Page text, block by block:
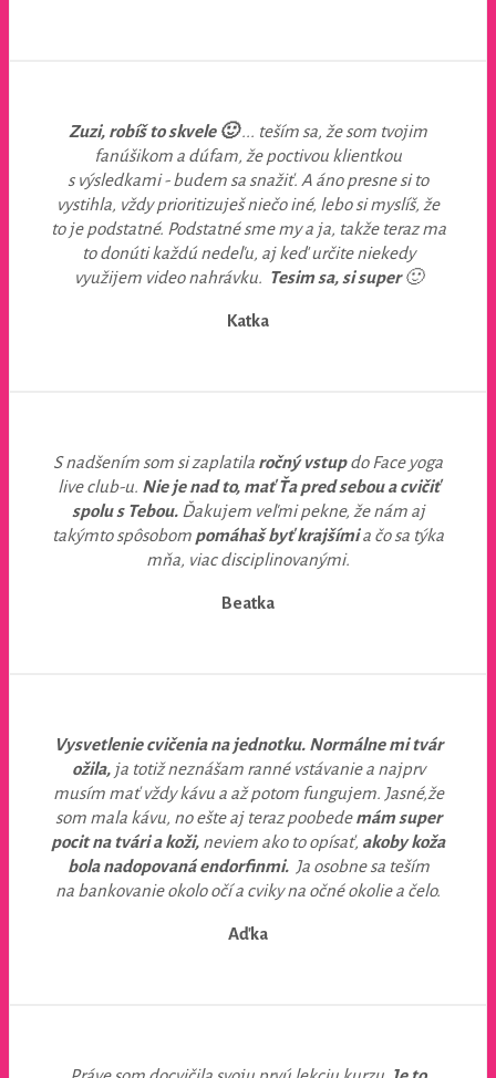
Zuzi, robíš to skvele 🙂... teším sa, že som tvojim
fanúšikom a dúfam, že poctivou klientkou
s výsledkami - budem sa snažiť. A áno presne si to
vystihla, vždy prioritizuješ niečo iné, lebo si myslíš, že
to je podstatné. Podstatné sme my a ja, takže teraz ma
to donúti každú nedeľu, aj keď určite niekedy
využijem video nahrávku. Tesim sa, si super🙂
Katka
S nadšením som si zaplatila ročný vstupdo Face yoga
live club-u. Nie je nad to, mať Ťa pred sebou a cvičiť
spolu s Tebou.Ďakujem veľmi pekne, že nám aj
takýmto spôsobom pomáhaš byť krajšímia čo sa týka
mňa, viac disciplinovanými.
Beatka
Vysvetlenie cvičenia na jednotku. Normálne mi tvár
ožila,ja totiž neznášam ranné vstávanie a najprv
musím mať vždy kávu a až potom fungujem. Jasné,že
som mala kávu, no ešte aj teraz poobedemám super
pocit na tvári a koži, neviem ako to opísať, akoby koža
bola nadopovaná endorfinmi.Ja osobne sa teším
na bankovanie okolo očí a cviky na očné okolie a čelo.
Aďka